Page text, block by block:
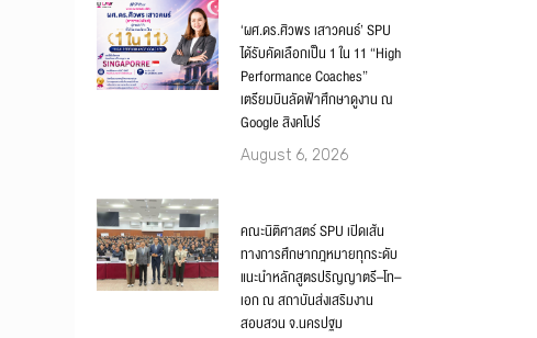
‘ผศ.ดร.ศิวพร เสาวคนธ์’ SPU
ได้รับคัดเลือกเป็น 1 ใน 11 “High
Performance Coaches”
เตรียมบินลัดฟ้าศึกษาดูงาน ณ
Google สิงคโปร์
August 6, 2026
คณะนิติศาสตร์ SPU เปิดเส้น
ทางการศึกษากฎหมายทุกระดับ
แนะนำหลักสูตรปริญญาตรี–โท–
เอก ณ สถาบันส่งเสริมงาน
สอบสวน จ.นครปฐม